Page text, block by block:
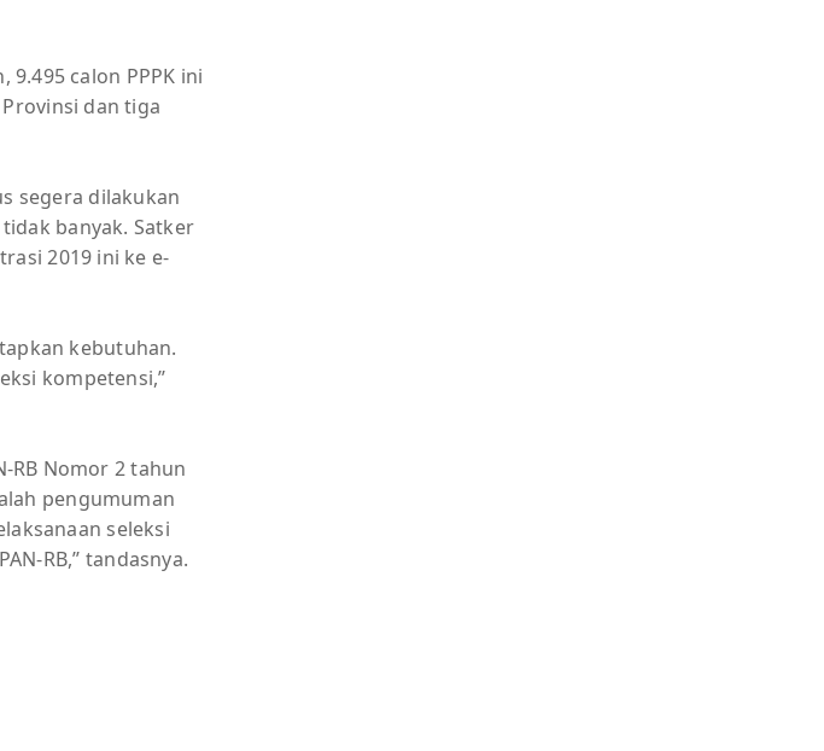
9.495 calon PPPK ini
dan tiga
segera dilakukan
banyak. Satker
2019 ini ke e-
kebutuhan.
kompetensi,’’
RB Nomor 2 tahun
pengumuman
seleksi
RB,’’ tandasnya.